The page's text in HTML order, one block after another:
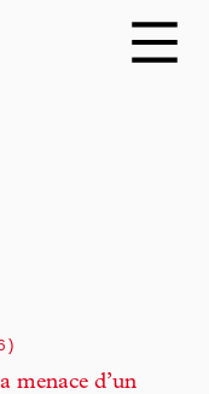
menace d’un